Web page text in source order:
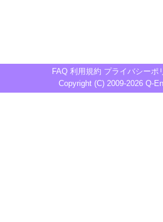
FAQ 利用規約 プライバシーポ
Copyright (C) 2009-2026 Q-